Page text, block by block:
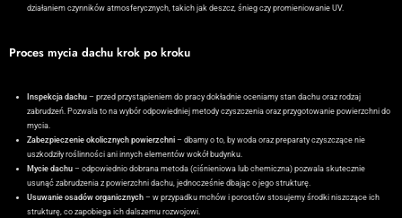
działaniem czynników atmosferycznych, takich jak deszcz, śnieg czy promieniowanie UV.
Proces mycia dachu krok po kroku
Inspekcja dachu – przed przystąpieniem do pracy dokładnie oceniamy stan dachu oraz rodzaj
zabrudzeń. Pozwala to na wybór odpowiedniej metody czyszczenia oraz przygotowanie powierzchni do
mycia.
Zabezpieczenie okolicznych powierzchni – dbamy o to, by woda oraz preparaty czyszczące nie
uszkodziły roślinności ani innych elementów wokół budynku.
Mycie dachu – odpowiednio dobrana metoda (ciśnieniowa lub chemiczna) pozwala skutecznie
usunąć zabrudzenia z powierzchni dachu, jednocześnie dbając o jego strukturę.
Usuwanie osadów organicznych – w przypadku mchów i porostów stosujemy środki niszczące ich
strukturę, co zapobiega ich dalszemu rozwojowi.